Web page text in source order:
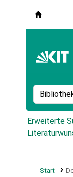
Suche
Erweiterte
Start